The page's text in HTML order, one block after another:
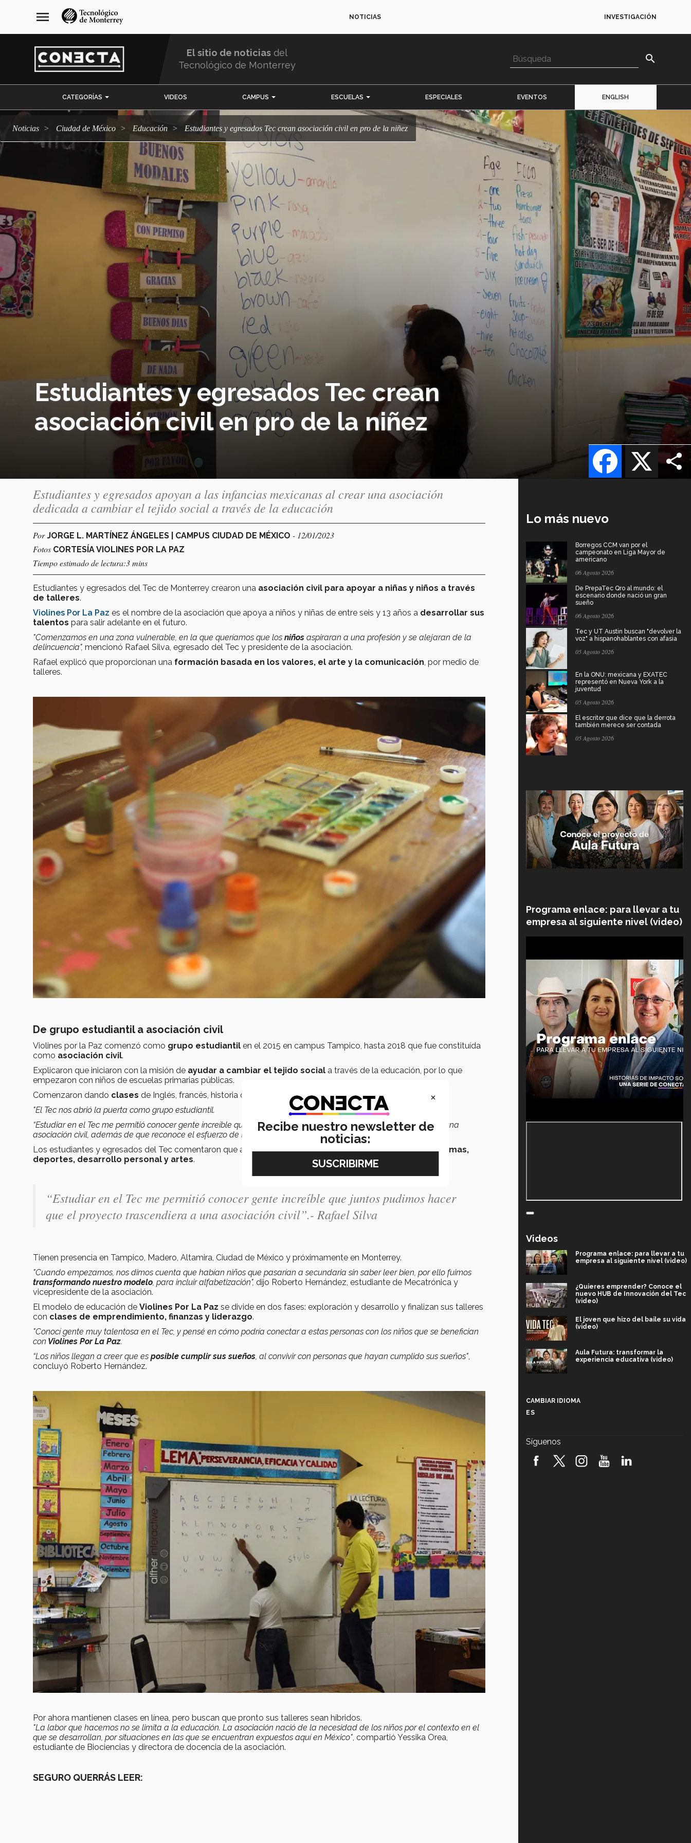
navegación
principal
menu NOTICIAS INVESTIGACIÓN
El sitio de noticias del
Tecnológico de Monterrey
search
CATEGORÍAS VIDEOS CAMPUS ESCUELAS ESPECIALES EVENTOS ENGLISH
Noticias Ciudad de México Educación Estudiantes y egresados Tec crean asociación civil en pro de la niñez
Estudiantes y egresados Tec crean
asociación civil en pro de la niñez
X
Facebook
Estudiantes y egresados apoyan a las infancias mexicanas al crear una asociación
dedicada a cambiar el tejido social a través de la educación
PorJORGE L. MARTÍNEZ ÁNGELES | CAMPUS CIUDAD DE MÉXICO - 12/01/2023
Fotos CORTESÍA VIOLINES POR LA PAZ
Tiempo estimado de lectura:3 mins
Estudiantes y egresados del Tec de Monterrey crearon una asociación civil para apoyar a niñas y niños a través
de talleres.
Violines Por La Paz es el nombre de la asociación que apoya a niños y niñas de entre seis y 13 años a desarrollar sus
talentos para salir adelante en el futuro.
"Comenzamos en una zona vulnerable, en la que queríamos que los niños aspiraran a una profesión y se alejaran de la
delincuencia", mencionó Rafael Silva, egresado del Tec y presidente de la asociación.
Rafael explicó que proporcionan una formación basada en los valores, el arte y la comunicación , por medio de
talleres.
De grupo estudiantil a asociación civil
Violines por la Paz comenzó como grupo estudiantil en el 2015 en campus Tampico, hasta 2018 que fue constituída
como asociación civil.
Explicaron que iniciaron con la misión de ayudar a cambiar el tejido social a través de la educación, por lo que
empezaron con niños de escuelas primarias públicas.
Comenzaron dando clases de Inglés, francés, historia de México, violín, piano, guitarra, fútbol y básquetbol.
"El Tec nos abrió la puerta como grupo estudiantil.
“Estudiar en el Tec me permitió conocer gente increíble que juntos pudimos hacer que el proyecto trascendiera a una
asociación civil, además de que reconoce el esfuerzo de los estudiantes",
dijo Rafael Silva.
Los estudiantes y egresados del Tec comentaron que actualmente sus clases se basan en cuatro pilares:idiomas,
deportes, desarrollo personal y artes.
“Estudiar en el Tec me permitió conocer gente increíble que juntos pudimos hacer
que el proyecto trascendiera a una asociación civil”.- Rafael Silva
Tienen presencia en Tampico, Madero, Altamira, Ciudad de México y próximamente en Monterrey.
"Cuando empezamos, nos dimos cuenta que habían niños que pasarían a secundaria sin saber leer bien, por ello fuimos
transformando nuestro modelo, para incluir alfabetización", dijo Roberto Hernández, estudiante de Mecatrónica y
vicepresidente de la asociación.
El modelo de educación de Violines Por La Paz se divide en dos fases: exploración y desarrollo y finalizan sus talleres
con clases de emprendimiento, finanzas y liderazgo.
"Conocí gente muy talentosa en el Tec, y pensé en cómo podría conectar a estas personas con los niños que se benefician
con Violines Por La Paz.
“Los niños llegan a creer que es posible cumplir sus sueños, al convivir con personas que hayan cumplido sus sueños",
concluyó Roberto Hernández.
Por ahora mantienen clases en línea, pero buscan que pronto sus talleres sean híbridos.
"La labor que hacemos no se limita a la educación. La asociación nació de la necesidad de los niños por el contexto en el
que se desarrollan, por situaciones en las que se encuentran expuestos aquí en México", compartió Yessika Orea,
estudiante de Biociencias y directora de docencia de la asociación.
SEGURO QUERRÁS LEER:
Lo más nuevo
Borregos CCM van por el
campeonato en Liga Mayor de
americano
06 Agosto 2026
De PrepaTec Qro al mundo: el
escenario donde nació un gran
sueño
06 Agosto 2026
Tec y UT Austin buscan "devolver la
voz" a hispanohablantes con afasia
05 Agosto 2026
En la ONU: mexicana y EXATEC
representó en Nueva York a la
juventud
05 Agosto 2026
El escritor que dice que la derrota
también merece ser contada
05 Agosto 2026
Programa enlace: para llevar a tu
empresa al siguiente nivel (video)
Videos
Programa enlace: para llevar a tu
empresa al siguiente nivel (video)
¿Quieres emprender? Conoce el
nuevo HUB de Innovación del Tec
(video)
El joven que hizo del baile su vida
(video)
Aula Futura: transformar la
experiencia educativa (video)
robótica FIRST 2026! (video)
CAMBIAR IDIOMA
ES
Síguenos
×
Recibe nuestro newsletter de
noticias: